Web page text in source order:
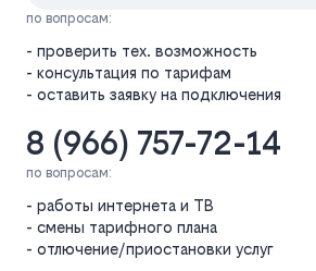
по вопросам:
- проверить тех. возможность
- консультация по тарифам
- оставить заявку на подключения
8 (966) 757-72-14
по вопросам:
- работы интернета и ТВ
- смены тарифного плана
- отлючение/приостановки услуг